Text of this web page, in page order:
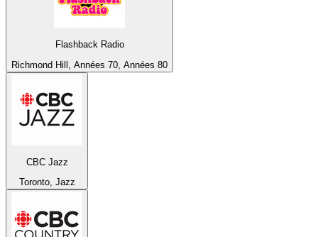
Flashback Radio
Richmond Hill, Années 70, Années 80
CBC Jazz
Toronto, Jazz